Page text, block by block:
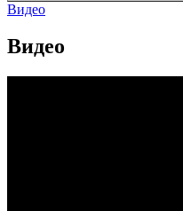
Видео
Видео